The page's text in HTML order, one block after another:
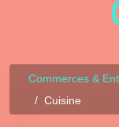
Commerces &
Cuisine